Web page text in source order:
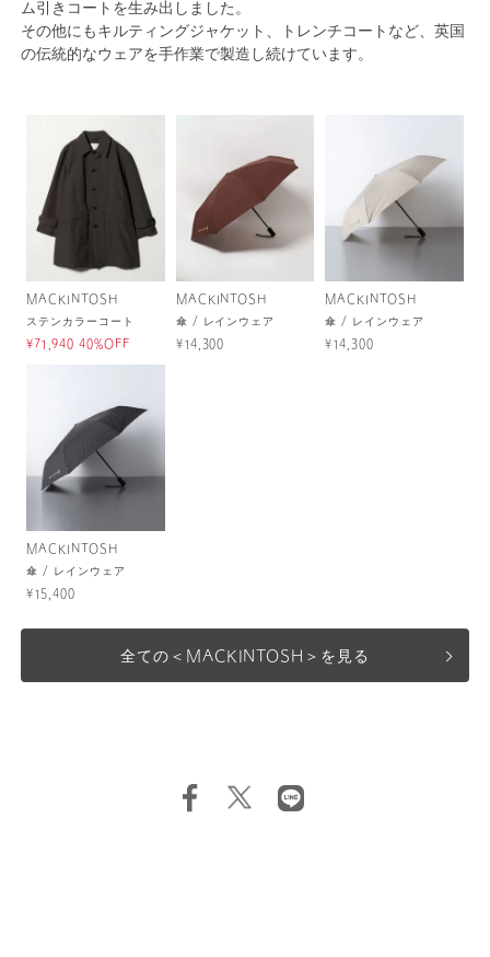
ム引きコートを生み出しました。
その他にもキルティングジャケット、トレンチコートなど、英国
の伝統的なウェアを手作業で製造し続けています。
MACKINTOSH
ステンカラーコート
¥71,940 40%OFF
MACKINTOSH
傘 / レインウェア
¥14,300
MACKINTOSH
傘 / レインウェア
¥14,300
MACKINTOSH
傘 / レインウェア
¥15,400
全ての＜MACKINTOSH＞を見る